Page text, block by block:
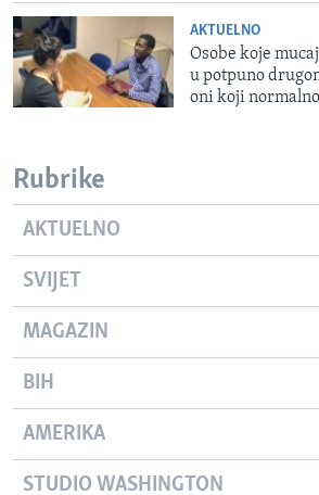
AKTUELNO
Osobe koje
u potpuno
oni koji
Rubrike
AKTUELNO
SVIJET
MAGAZIN
BIH
AMERIKA
STUDIO WASHINGTON